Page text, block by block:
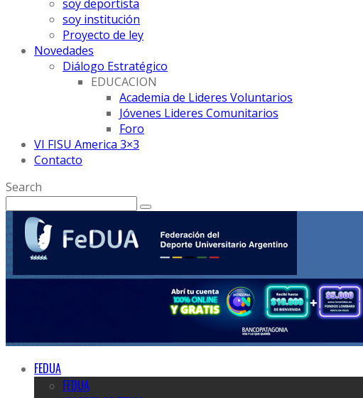
soy deportista
soy institución
Proyecto de ley
Novedades
Diálogo Estratégico
EDUCACION
Academia de Lideres Voluntarios
Jóvenes Lideres Comunitarios
Foro
VI FISU America 3×3
Contacto
Search
FEDUA
FEDUA